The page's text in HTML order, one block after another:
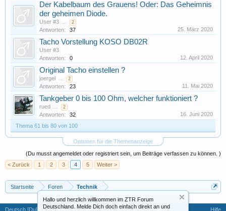
Hallo und herzlich willkommen im ZTR Forum
Deutschland. Melde Dich doch einfach direkt an und
Der Kabelbaum des Grauens! Oder: Das Geheimnis
der geheimen Diode.
User #3 ... 2
Antworten: 37 25. März 2020
Tacho Vorstellung KOSO DB02R
User #3
Antworten:
0 12. April 2020
Original Tacho einstellen ?
joergel ... 2
Antworten: 23 11. Mai 2020
Tankgeber 0 bis 100 Ohm, welcher funktioniert ?
rued ... 2
Antworten: 32
16. Juni 2020
Thema 61 bis 80 von 100
Optionen für die Themenanzeige
(Du musst angemeldet oder registriert sein, um Beiträge verfassen zu können. )
< Zurück
1 2 3 4 5 Weiter >
Startseite Foren Technik
Deutsch [Du] Hilfe